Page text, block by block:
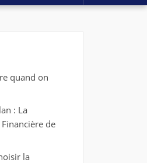
quand on
: La
de
la